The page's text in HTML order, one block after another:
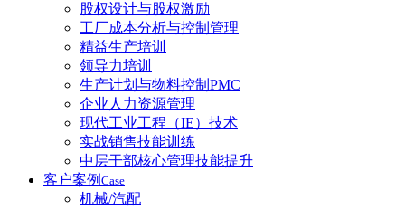
股权设计与股权激励
工厂成本分析与控制管理
精益生产培训
领导力培训
生产计划与物料控制PMC
企业人力资源管理
现代工业工程（IE）技术
实战销售技能训练
中层干部核心管理技能提升
客户案例 Case
机械/汽配